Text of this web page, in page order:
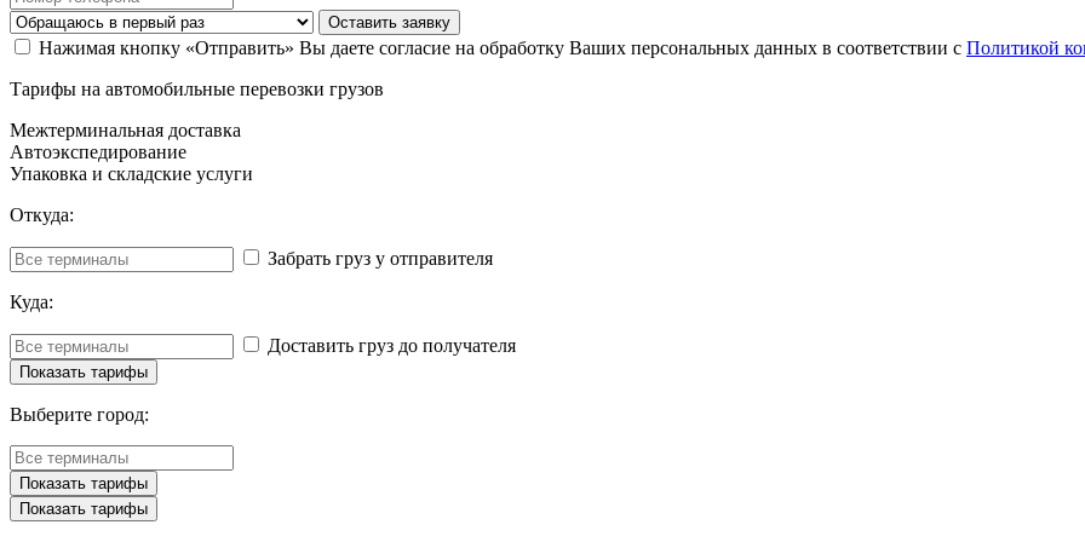
Оставить заявку
Нажимая кнопку «Отправить» Вы даете согласие на обработку Ваших персональных данных в соответствии с Политикой
Тарифы на автомобильные перевозки грузов
Межтерминальная доставка
Автоэкспедирование
Упаковка и складские услуги
Откуда:
Забрать груз у отправителя
Куда:
Доставить груз до получателя
Выберите город: